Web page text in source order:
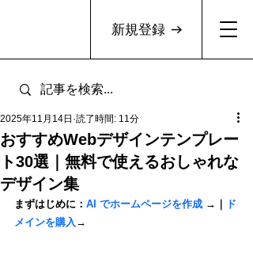
新規登録
おすすめWebデザインテンプレー
ト30選｜無料で使えるおしゃれな
デザイン集
2025年11月14日 読了時間: 11分
まずはじめに： AI でホームページを作成 →｜
ド
メインを購入 →